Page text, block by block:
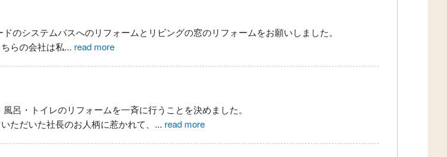
のシステムバスへのリフォームとリビングの窓のリフォームをお願いしました。
らの会社は私... read more
呂・トイレのリフォームを一斉に行うことを決めました。
ただいた社長のお人柄に惹かれて、 ... read more